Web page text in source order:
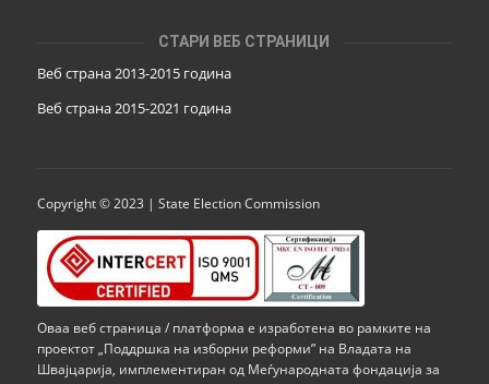
СТАРИ ВЕБ СТРАНИЦИ
Веб страна 2013-2015 година
Веб страна 2015-2021 година
Copyright © 2023 | State Election Commission
Оваа веб страница / платформа е изработена во рамките на
проектот „Поддршка на изборни реформи” на Владата на
Швајцарија, имплементиран од Меѓународната фондација за